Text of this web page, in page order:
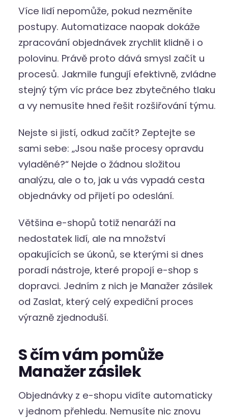
Více lidí nepomůže, pokud nezměníte
postupy. Automatizace naopak dokáže
zpracování objednávek zrychlit klidně i o
polovinu. Právě proto dává smysl začít u
procesů. Jakmile fungují efektivně, zvládne
stejný tým víc práce bez zbytečného tlaku
a vy nemusíte hned řešit rozšiřování týmu.
Nejste si jistí, odkud začít? Zeptejte se
sami sebe: „Jsou naše procesy opravdu
vyladěné?“ Nejde o žádnou složitou
analýzu, ale o to, jak u vás vypadá cesta
objednávky od přijetí po odeslání.
Většina e-shopů totiž nenaráží na
nedostatek lidí, ale na množství
opakujících se úkonů, se kterými si dnes
poradí nástroje, které propojí e-shop s
dopravci. Jedním z nich je Manažer zásilek
od Zaslat, který celý expediční proces
výrazně zjednoduší.
S čím vám pomůže
Manažer zásilek
Objednávky z e-shopu vidíte automaticky
v jednom přehledu. Nemusíte nic znovu